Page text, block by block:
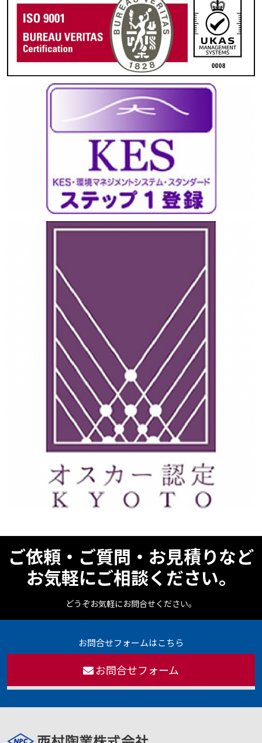
ご依頼・ご質問・お見積りなど
お気軽にご相談ください。
どうぞお気軽にお問合せください。
お問合せフォームはこちら
お問合せフォーム